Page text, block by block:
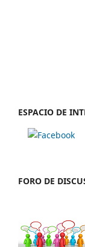
ESPACIO DE
FORO DE